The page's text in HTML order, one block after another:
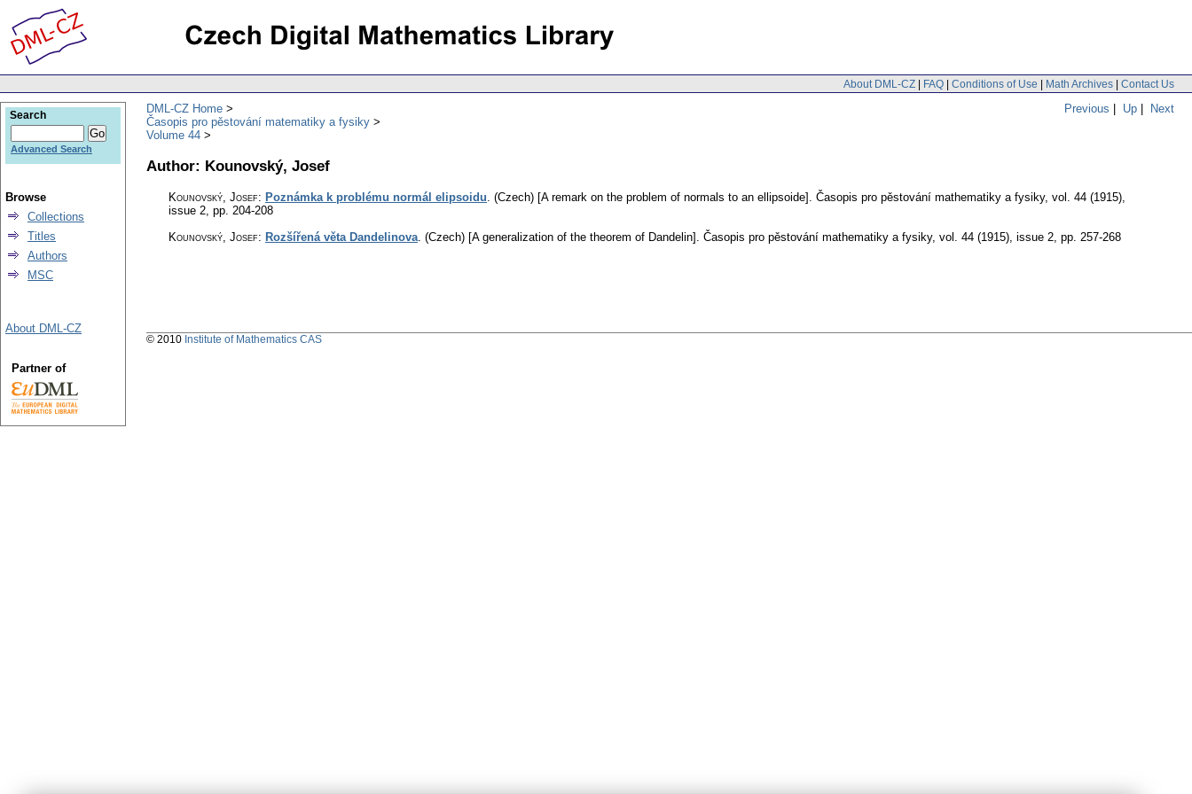
About DML-CZ | FAQ | Conditions of Use | Math Archives | Contact Us
Previous | Up | Next
DML-CZ Home
Časopis pro pěstování matematiky a fysiky
Volume 44
Author: Kounovský, Josef
Kounovský, Josef: Poznámka k problému normál elipsoidu. (Czech) [A remark on the problem of normals to an ellipsoide]. Časopis pro pěstování mathematiky a fysiky, vol. 44 (1915),
issue 2, pp. 204-208
Kounovský, Josef: Rozšířená věta Dandelinova. (Czech) [A generalization of the theorem of Dandelin]. Časopis pro pěstování mathematiky a fysiky, vol. 44 (1915), issue 2, pp. 257-268
Search
Advanced Search
Browse
Collections
Titles
Authors
MSC
About DML-CZ
Partner of
© 2010 Institute of Mathematics CAS